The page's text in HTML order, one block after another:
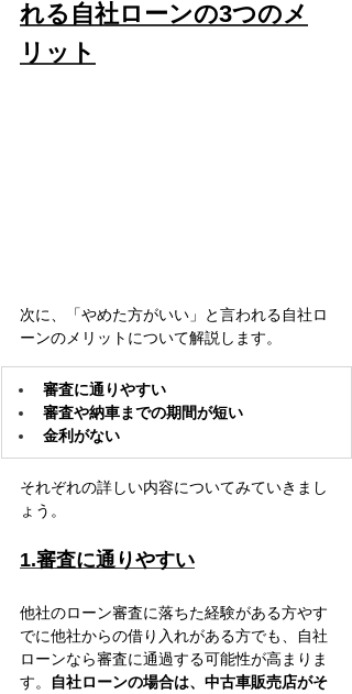
れる自社ローンの3つのメ
リット
次に、「やめた方がいい」と言われる自社ロ
ーンのメリットについて解説します。
審査に通りやすい
審査や納車までの期間が短い
金利がない
それぞれの詳しい内容についてみていきまし
ょう。
1.審査に通りやすい
他社のローン審査に落ちた経験がある方やす
でに他社からの借り入れがある方でも、自社
ローンなら審査に通過する可能性が高まりま
す。
自社ローンの場合は、中古車販売店がそ